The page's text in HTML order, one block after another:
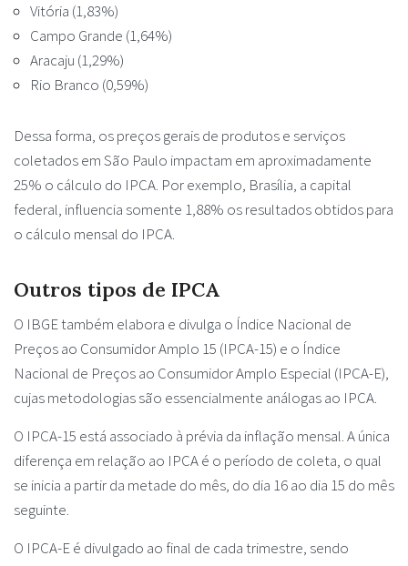
Vitória (1,83%)
Campo Grande (1,64%)
Aracaju (1,29%)
Rio Branco (0,59%)
Dessa forma, os preços gerais de produtos e serviços
coletados em São Paulo impactam em aproximadamente
25% o cálculo do IPCA. Por exemplo, Brasília, a capital
federal, influencia somente 1,88% os resultados obtidos para
o cálculo mensal do IPCA.
Outros tipos de IPCA
O IBGE também elabora e divulga o Índice Nacional de
Preços ao Consumidor Amplo 15 (IPCA-15) e o Índice
Nacional de Preços ao Consumidor Amplo Especial (IPCA-E),
cujas metodologias são essencialmente análogas ao IPCA.
O IPCA-15 está associado à prévia da inflação mensal. A única
diferença em relação ao IPCA é o período de coleta, o qual
se inicia a partir da metade do mês, do dia 16 ao dia 15 do mês
seguinte.
O IPCA-E é divulgado ao final de cada trimestre, sendo